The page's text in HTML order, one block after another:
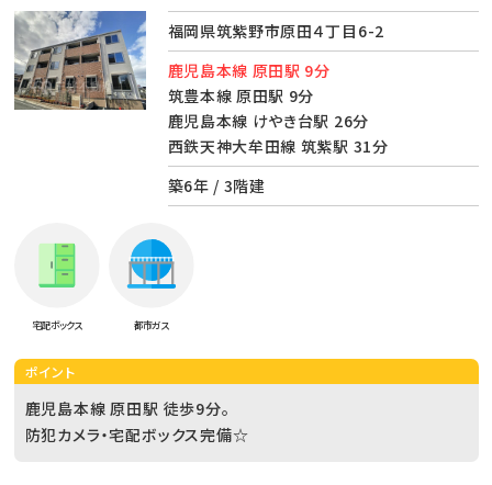
福岡県筑紫野市原田４丁目6-2
鹿児島本線 原田駅 9分
筑豊本線 原田駅 9分
鹿児島本線 けやき台駅 26分
西鉄天神大牟田線 筑紫駅 31分
築6年 / 3階建
宅配ボックス 都市ガス
ポイント
鹿児島本線 原田駅 徒歩9分。
防犯カメラ・宅配ボックス完備☆